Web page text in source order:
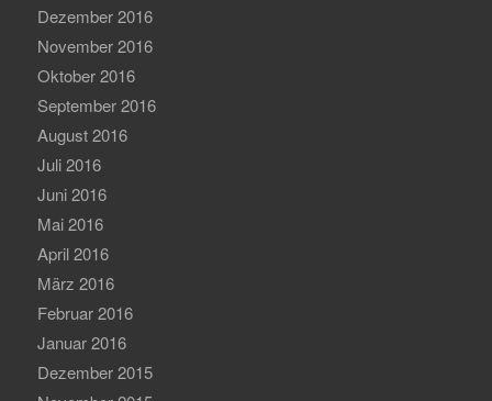
Dezember 2016
November 2016
Oktober 2016
September 2016
August 2016
Juli 2016
Juni 2016
Mai 2016
April 2016
März 2016
Februar 2016
Januar 2016
Dezember 2015